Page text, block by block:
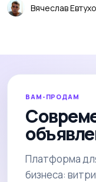
Вячеслав
ВАМ-ПРОДАМ
Платформа
бизнеса: